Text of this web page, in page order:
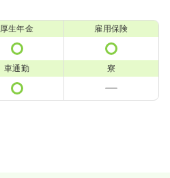
厚生年金 雇用保険
車通勤 寮